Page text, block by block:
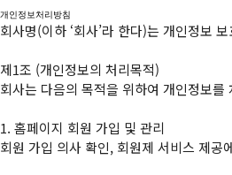
개인정보처리방침
회사명(이하 ‘회사’라 한다)는 개인정보
제1조 (개인정보의 처리목적)
회사는 다음의 목적을 위하여 개인정보
1. 홈페이지 회원 가입 및 관리
회원 가입 의사 확인, 회원제 서비스 제